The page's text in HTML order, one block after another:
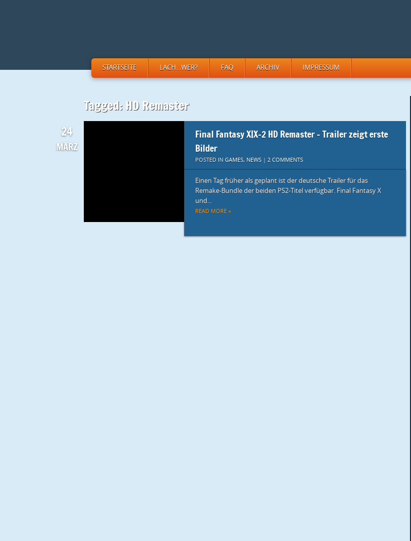
STARTSEITE LACH…WER? FAQ ARCHIV IMPRESSUM
Tagged: HD Remaster
24
MÄRZ
Final Fantasy X|X-2 HD Remaster – Trailer zeigt erste
Bilder
POSTED IN GAMES, NEWS | 2 COMMENTS
Einen Tag früher als geplant ist der deutsche Trailer für das
Remake-Bundle der beiden PS2-Titel verfügbar. Final Fantasy X
und...
READ MORE »